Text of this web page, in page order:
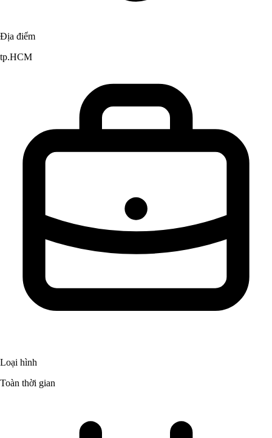
Địa điểm
tp.HCM
Loại hình
Toàn thời gian